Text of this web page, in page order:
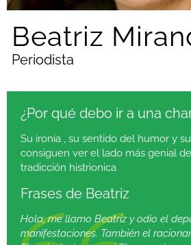
Beatriz
Periodista
¿Por qué debo ir a una
Su ironia , su sentido del humor y
consiguen ver el lado más genial
tradicción histrionica
Frases de Beatriz
Hola, me llamo Beatriz y odio el
manifestaciones. También el